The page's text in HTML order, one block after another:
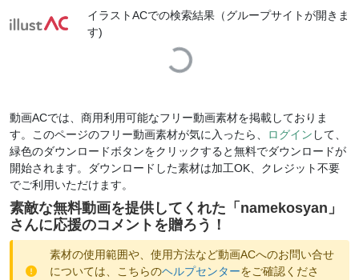
イラストACでの検索結果（グループサイトが開きま
す)
Loading...
動画ACでは、商用利用可能なフリー動画素材を掲載しておりま
す。このページのフリー動画素材が気に入ったら、
ログイン して、
緑色のダウンロードボタンをクリックすると無料でダウンロードが
開始されます。ダウンロードした素材は加工OK、クレジット不要
でご利用いただけます。
素敵な無料動画を提供してくれた「 namekosyan 」
さんに応援のコメントを贈ろう！
素材の使用範囲や、使用方法など動画ACへのお問い合せ
については、こちらのヘルプセンターをご確認くださ